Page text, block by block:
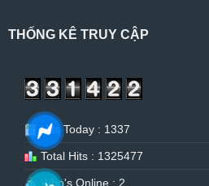
THỐNG KÊ TRUY CẬP
Hits Today : 1337
Total Hits : 1325477
Who's Online : 2